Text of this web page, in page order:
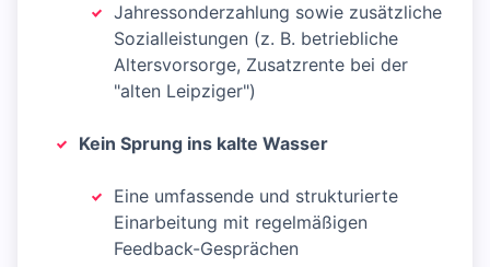
Jahressonderzahlung sowie zusätzliche
Sozialleistungen (z. B. betriebliche
Altersvorsorge, Zusatzrente bei der
"alten Leipziger")
Kein Sprung ins kalte Wasser
Eine umfassende und strukturierte
Einarbeitung mit regelmäßigen
Feedback-Gesprächen